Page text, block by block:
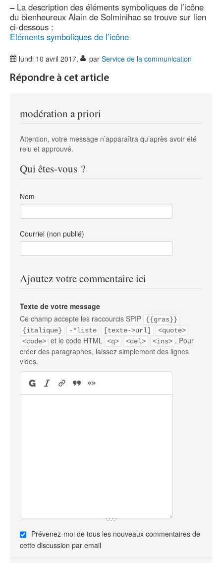
–La description des éléments symboliques de l’icône
du bienheureux Alain de Solminihac se trouve sur lien
ci-dessous :
Eléments symboliques de l’icône
lundi 10 avril 2017, par Service de la communication
Répondre à cet article
modération a priori
Attention, votre message n’apparaîtra qu’après avoir été
relu et approuvé.
Qui êtes-vous ?
Nom
Courriel (non publié)
Ajoutez votre commentaire ici
Texte de votre message
Ce champ accepte les raccourcis SPIP
{{gras}}
{italique}
-*liste [texte->url]
<quote>
<code> et le code HTML <q> <del> <ins> . Pour
créer des paragraphes, laissez simplement des lignes
vides.
Prévenez-moi de tous les nouveaux commentaires de
cette discussion par email